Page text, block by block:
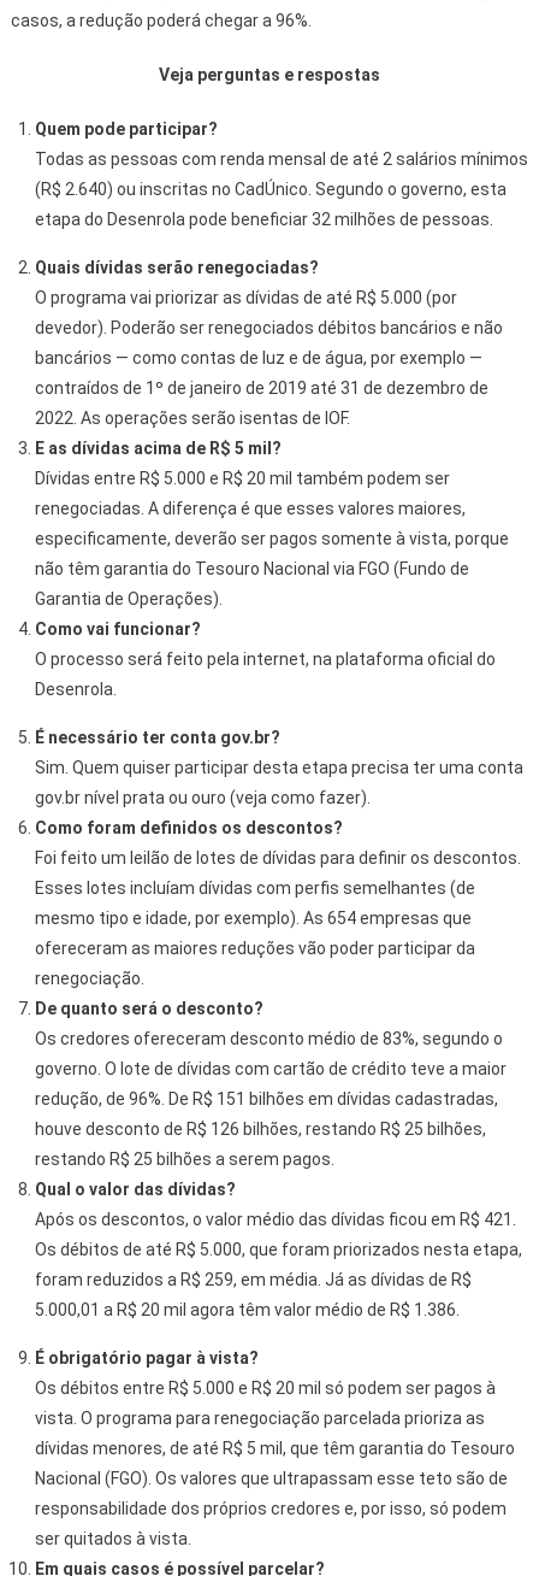
casos, a redução poderá chegar a 96%.
Veja perguntas e respostas
Quem pode participar?
Todas as pessoas com renda mensal de até 2 salários mínimos
(R$ 2.640) ou inscritas no CadÚnico. Segundo o governo, esta
etapa do Desenrola pode beneficiar 32 milhões de pessoas.
Quais dívidas serão renegociadas?
O programa vai priorizar as dívidas de até R$ 5.000 (por
devedor). Poderão ser renegociados débitos bancários e não
bancários — como contas de luz e de água, por exemplo —
contraídos de 1º de janeiro de 2019 até 31 de dezembro de
2022. As operações serão isentas de IOF.
E as dívidas acima de R$ 5 mil?
Dívidas entre R$ 5.000 e R$ 20 mil também podem ser
renegociadas. A diferença é que esses valores maiores,
especificamente, deverão ser pagos somente à vista, porque
não têm garantia do Tesouro Nacional via FGO (Fundo de
Garantia de Operações).
Como vai funcionar?
O processo será feito pela internet, na plataforma oficial do
Desenrola.
É necessário ter conta gov.br?
Sim. Quem quiser participar desta etapa precisa ter uma conta
gov.br nível prata ou ouro (veja como fazer).
Como foram definidos os descontos?
Foi feito um leilão de lotes de dívidas para definir os descontos.
Esses lotes incluíam dívidas com perfis semelhantes (de
mesmo tipo e idade, por exemplo). As 654 empresas que
ofereceram as maiores reduções vão poder participar da
renegociação.
De quanto será o desconto?
Os credores ofereceram desconto médio de 83%, segundo o
governo. O lote de dívidas com cartão de crédito teve a maior
redução, de 96%. De R$ 151 bilhões em dívidas cadastradas,
houve desconto de R$ 126 bilhões, restando R$ 25 bilhões,
restando R$ 25 bilhões a serem pagos.
Qual o valor das dívidas?
Após os descontos, o valor médio das dívidas ficou em R$ 421.
Os débitos de até R$ 5.000, que foram priorizados nesta etapa,
foram reduzidos a R$ 259, em média. Já as dívidas de R$
5.000,01 a R$ 20 mil agora têm valor médio de R$ 1.386.
É obrigatório pagar à vista?
Os débitos entre R$ 5.000 e R$ 20 mil só podem ser pagos à
vista. O programa para renegociação parcelada prioriza as
dívidas menores, de até R$ 5 mil, que têm garantia do Tesouro
Nacional (FGO). Os valores que ultrapassam esse teto são de
responsabilidade dos próprios credores e, por isso, só podem
ser quitados à vista.
Em quais casos é possível parcelar?